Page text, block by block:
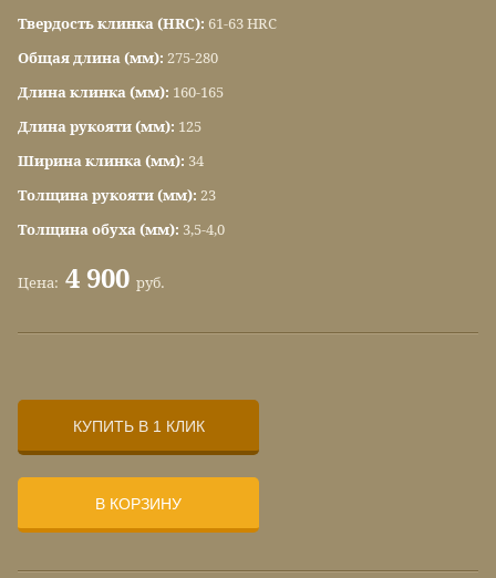
Твердость клинка (HRC): 61-63 HRC
Общая длина (мм): 275-280
Длина клинка (мм): 160-165
Длина рукояти (мм): 125
Ширина клинка (мм): 34
Толщина рукояти (мм): 23
Толщина обуха (мм): 3,5-4,0
Цена: 4 900 руб.
КУПИТЬ В 1 КЛИК
В КОРЗИНУ